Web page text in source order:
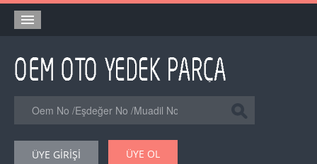
Orjinal Yedek Parça
Eşdeğer Muadil Yedek Parça
Şase Numarası VIN Yedekparça Sorgulama
ÜYE GİRİŞİ ÜYE OL